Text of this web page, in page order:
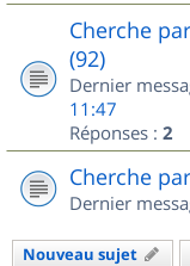
Cherche
(92)
Dernier
11:47
Réponses : 2
Cherche
Dernier
Nouveau sujet